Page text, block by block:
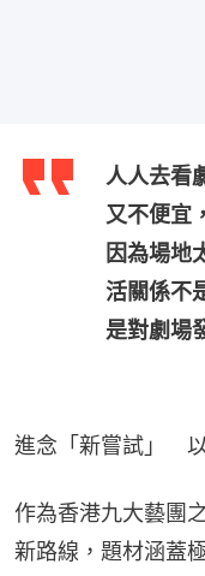
人人去看
又不便宜
因為場地
活關係不
是對劇場
進念「新嘗試」　
作為香港九大藝團
新路線，題材涵蓋